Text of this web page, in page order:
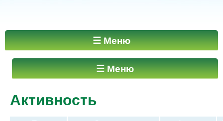
Главное меню ☰ Меню
☰ Меню
Активность